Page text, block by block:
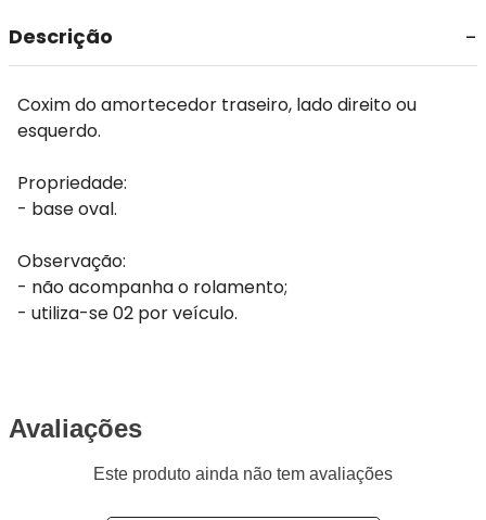
Descrição
Coxim do amortecedor traseiro, lado direito ou
esquerdo.
Propriedade:
- base oval.
Observação:
- não acompanha o rolamento;
- utiliza-se 02 por veículo.
Avaliações
Este produto ainda não tem avaliações